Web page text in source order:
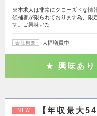
※本求人は非常にクローズドな情
候補者が限られております為、限
す。ご興味いた…
会社概要 大幅増員中
興味あり
NEW
【年収最大